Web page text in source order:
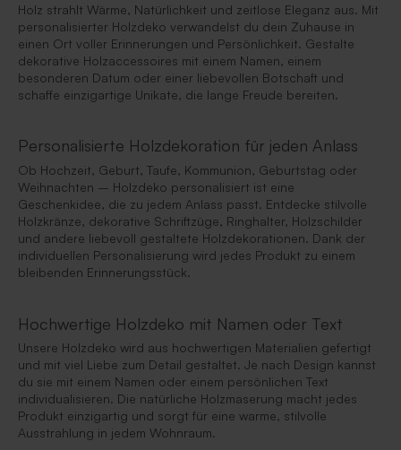
Holz strahlt Wärme, Natürlichkeit und zeitlose Eleganz aus. Mit
personalisierter Holzdeko verwandelst du dein Zuhause in
einen Ort voller Erinnerungen und Persönlichkeit. Gestalte
dekorative Holzaccessoires mit einem Namen, einem
besonderen Datum oder einer liebevollen Botschaft und
schaffe einzigartige Unikate, die lange Freude bereiten.
Personalisierte Holzdekoration für jeden Anlass
Ob Hochzeit, Geburt, Taufe, Kommunion, Geburtstag oder
Weihnachten – Holzdeko personalisiert ist eine
Geschenkidee, die zu jedem Anlass passt. Entdecke stilvolle
Holzkränze, dekorative Schriftzüge, Ringhalter, Holzschilder
und andere liebevoll gestaltete Holzdekorationen. Dank der
individuellen Personalisierung wird jedes Produkt zu einem
bleibenden Erinnerungsstück.
Hochwertige Holzdeko mit Namen oder Text
Unsere Holzdeko wird aus hochwertigen Materialien gefertigt
und mit viel Liebe zum Detail gestaltet. Je nach Design kannst
du sie mit einem Namen oder einem persönlichen Text
individualisieren. Die natürliche Holzmaserung macht jedes
Produkt einzigartig und sorgt für eine warme, stilvolle
Ausstrahlung in jedem Wohnraum.